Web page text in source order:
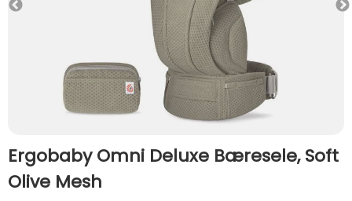
Ergobaby Omni Deluxe Bæresele, Soft
Olive Mesh